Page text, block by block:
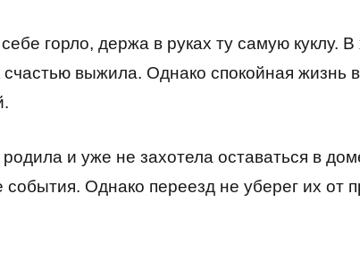
горло, держа в руках ту самую куклу. В
выжила. Однако спокойная жизнь
и уже не захотела оставаться в
Однако переезд не уберег их от